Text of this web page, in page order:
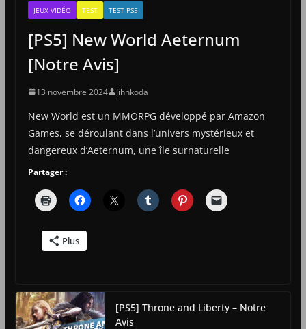
JEUX VIDÉO TEST TEST PS5
[PS5] New World Aeternum
[Notre Avis]
13 novembre 2024 Jihnkoda
New World est un MMORPG développé par Amazon
Games, se déroulant dans l’univers mystérieux et
dangereux d’Aeternum, une île surnaturelle
Partager :
Plus
[PS5] Throne and Liberty – Notre
Avis